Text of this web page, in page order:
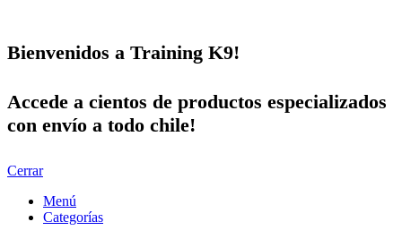
Bienvenidos a Training K9!
Accede a cientos de productos especializados
con envío a todo chile!
Cerrar
Menú
Categorías